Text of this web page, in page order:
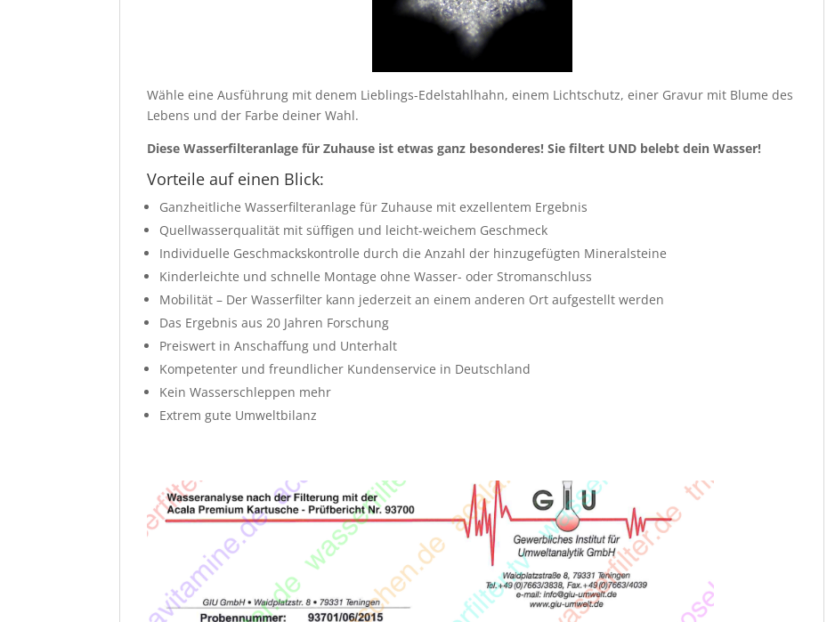
Wähle eine Ausführung mit denem Lieblings-Edelstahlhahn, einem Lichtschutz, einer Gravur mit Blume des
Lebens und der Farbe deiner Wahl.
Diese Wasserfilteranlage für Zuhause ist etwas ganz besonderes! Sie filtert UND belebt dein Wasser!
Vorteile auf einen Blick:
Ganzheitliche Wasserfilteranlage für Zuhause mit exzellentem Ergebnis
Quellwasserqualität mit süffigen und leicht-weichem Geschmeck
Individuelle Geschmackskontrolle durch die Anzahl der hinzugefügten Mineralsteine
Kinderleichte und schnelle Montage ohne Wasser- oder Stromanschluss
Mobilität – Der Wasserfilter kann jederzeit an einem anderen Ort aufgestellt werden
Das Ergebnis aus 20 Jahren Forschung
Preiswert in Anschaffung und Unterhalt
Kompetenter und freundlicher Kundenservice in Deutschland
Kein Wasserschleppen mehr
Extrem gute Umweltbilanz